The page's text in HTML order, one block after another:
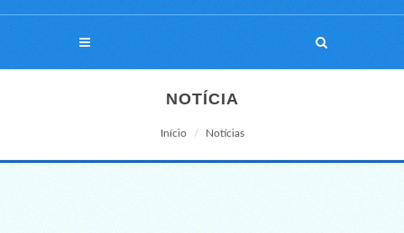
NOTÍCIA
Início Notícias